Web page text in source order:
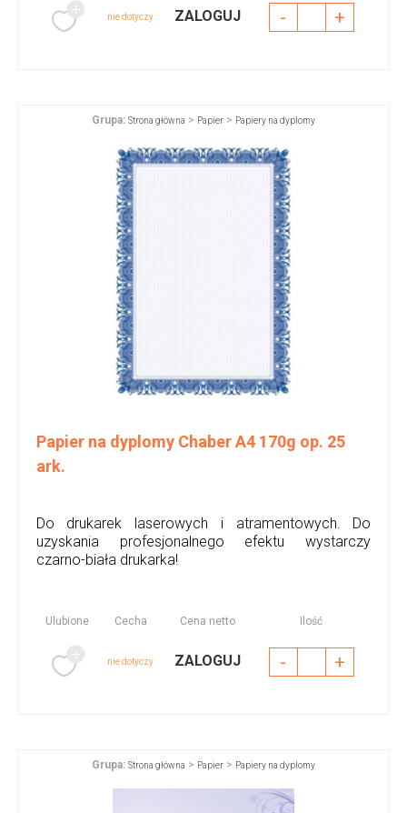
nie dotyczy ZALOGUJ - +
Grupa: Strona główna > Papier > Papiery na dyplomy
Papier na dyplomy Chaber A4 170g op. 25
ark.
Do drukarek laserowych i atramentowych. Do
uzyskania profesjonalnego efektu wystarczy
czarno-biała drukarka!
Ulubione Cecha Cena netto Ilość
nie dotyczy ZALOGUJ - +
Grupa: Strona główna > Papier > Papiery na dyplomy